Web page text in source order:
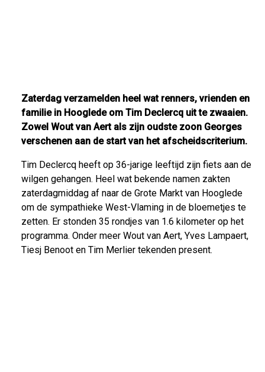
Zaterdag verzamelden heel wat renners, vrienden en
familie in Hooglede om Tim Declercq uit te zwaaien.
Zowel Wout van Aert als zijn oudste zoon Georges
verschenen aan de start van het afscheidscriterium.
Tim Declercq heeft op 36-jarige leeftijd zijn fiets aan de
wilgen gehangen. Heel wat bekende namen zakten
zaterdagmiddag af naar de Grote Markt van Hooglede
om de sympathieke West-Vlaming in de bloemetjes te
zetten. Er stonden 35 rondjes van 1.6 kilometer op het
programma. Onder meer Wout van Aert, Yves Lampaert,
Tiesj Benoot en Tim Merlier tekenden present.